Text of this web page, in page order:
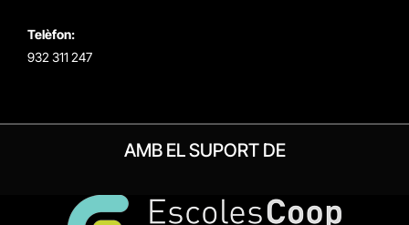
Telèfon:
932 311 247
AMB EL SUPORT DE